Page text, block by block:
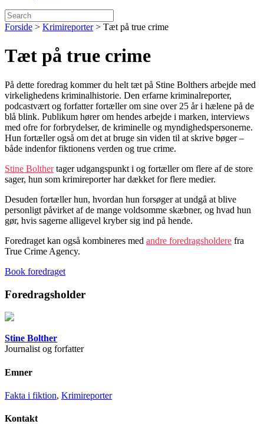
Forside > Krimireporter> Tæt på true crime
Tæt på true crime
På dette foredrag kommer du helt tæt på Stine Bolthers arbejde med
virkelighedens kriminalhistorie. Den erfarne kriminalreporter,
podcastvært og forfatter fortæller om sine over 25 år i hælene på de
blå blink. Publikum hører om hendes arbejde i marken, interviews
med ofre for forbrydelser, de kriminelle og myndighedspersonerne.
Hun fortæller også om det at bruge sin viden til at skrive bøger –
både indenfor fiktionens verden og true crime.
Stine Bolthertager udgangspunkt i og fortæller om flere af de store
sager, hun som krimireporter har dækket for flere medier.
Desuden fortæller hun, hvordan hun forsøger at undgå at blive
personligt påvirket af de mange voldsomme skæbner, og hvad hun
gør, hvis sagerne alligevel kryber sig ind på hende.
Foredraget kan også kombineres med andre foredragsholdere fra
True Crime Agency.
Book foredraget
Foredragsholder
Stine Bolther
Journalist og forfatter
Emner
Fakta i fiktion, Krimireporter
Kontakt